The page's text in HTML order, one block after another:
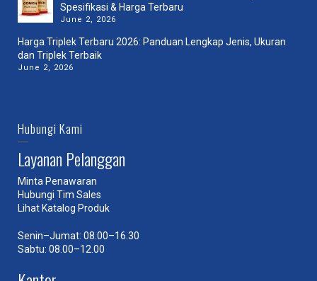
Spesifikasi & Harga Terbaru
June 2, 2026
Harga Triplek Terbaru 2026: Panduan Lengkap Jenis, Ukuran
dan Triplek Terbaik
June 2, 2026
Hubungi Kami
Layanan Pelanggan
Minta Penawaran
Hubungi Tim Sales
Lihat Katalog Produk
Senin–Jumat: 08.00–16.30
Sabtu: 08.00–12.00